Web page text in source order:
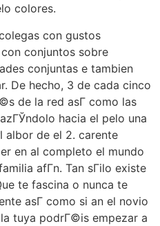
colores.
con gustos
conjuntos sobre
conjuntas e tambien
De hecho, 3 de cada cinco
de la red asГ­ como las
hacia el pelo una
albor de el 2. carente
en al completo el mundo
afГ­n. Tan sГіlo existe
te fascina o nunca te
asГ­ como si an el novio
tuya podrГ©is empezar a